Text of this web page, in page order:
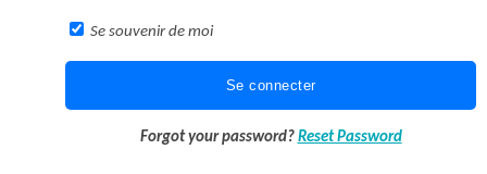
Se souvenir de moi
Forgot your password? Reset Password